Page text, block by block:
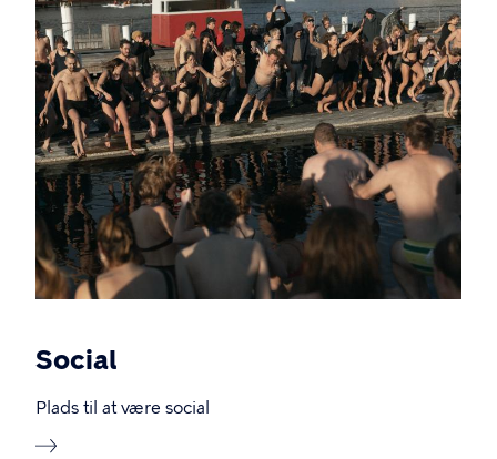
Social
Plads til at være social